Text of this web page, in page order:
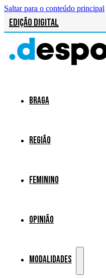
Saltar para o conteúdo principal
Edição Digital
Braga
Região
Feminino
Opinião
Modalidades